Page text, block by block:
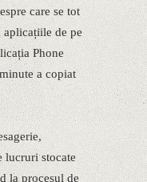
care se tot
aplicațiile de pe
Phone
a copiat
lucruri stocate
la procesul de